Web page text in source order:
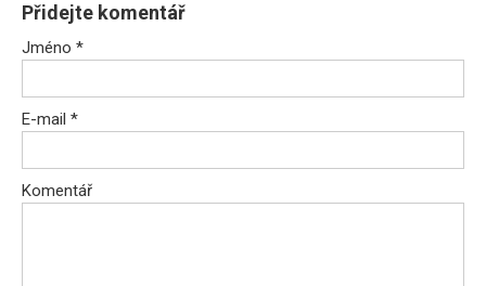
Přidejte komentář
Jméno *
E-mail *
Komentář